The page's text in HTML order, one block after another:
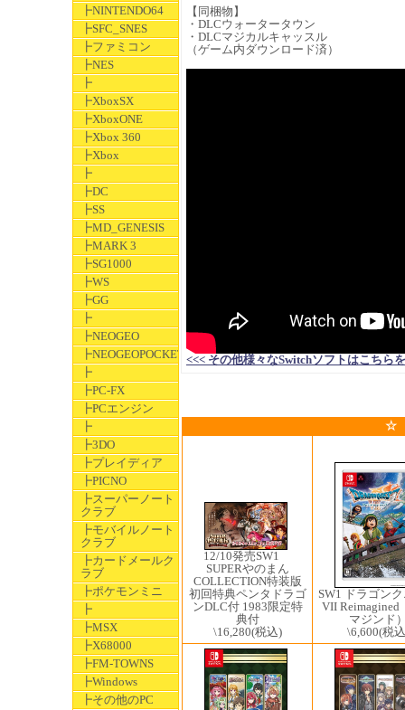
┣NINTENDO64
┣SFC_SNES
┣ファミコン
┣NES
┣
┣XboxSX
┣XboxONE
┣Xbox 360
┣Xbox
┣
┣DC
┣SS
┣MD_GENESIS
┣MARK 3
┣SG1000
┣WS
┣GG
┣
┣NEOGEO
┣NEOGEOPOCKET
┣
┣PC-FX
┣PCエンジン
┣
┣3DO
┣プレイディア
┣PICNO
┣スーパーノート
クラブ
┣モバイルノート
クラブ
┣カードメールク
ラブ
┣ポケモンミニ
┣
┣MSX
┣X68000
┣FM-TOWNS
┣Windows
┣その他のPC
【同梱物】
・DLCウォータータウン
・DLCマジカルキャッスル
（ゲーム内ダウンロード済）
<<< その他様々なSwitchソフトはこちら
☆
12/10発売SW1 ​
SUPERやのまん
COLLECTION特装版
初回特典ペンタドラゴ
ンDLC付 1983限定特
典付
\16,280(税込)
SW1 ドラゴン
VII Reimagined
マジンド
\6,600(税